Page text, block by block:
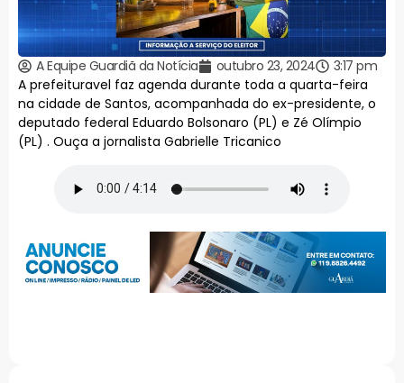
A Equipe Guardiã da Notícia outubro 23, 2024
3:17 pm
A prefeituravel faz agenda durante toda a quarta-feira
na cidade de Santos, acompanhada do ex-presidente, o
deputado federal Eduardo Bolsonaro (PL) e Zé Olímpio
(PL) . Ouça a jornalista Gabrielle Tricanico